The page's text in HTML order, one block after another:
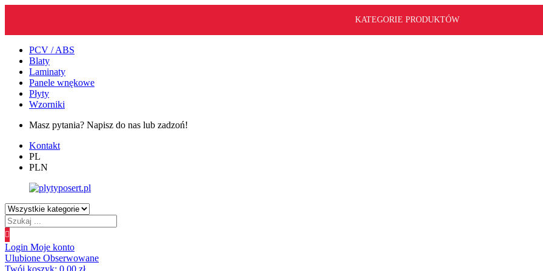
KATEGORIE PRODUKTÓW
PCV / ABS
Blaty
Laminaty
Panele wnękowe
Płyty
Wzorniki
Masz pytania? Napisz do nas lub zadzoń!
Kontakt
PL
PLN
Wyszukiwanie
produktów
Login Moje konto
Ulubione Obserwowane
Twój koszyk: 0.00 zł